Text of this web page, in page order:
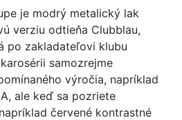
je modrý metalický lak
verziu odtieňa Clubblau,
po zakladateľovi klubu
samozrejme
výročia, napríklad
ale keď sa pozriete
červené kontrastné